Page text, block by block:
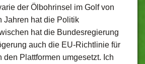
der Ölbohrinsel im Golf von
Jahren hat die Politik
hat die Bundesregierung
auch die EU-Richtlinie für
den Plattformen umgesetzt. Ich